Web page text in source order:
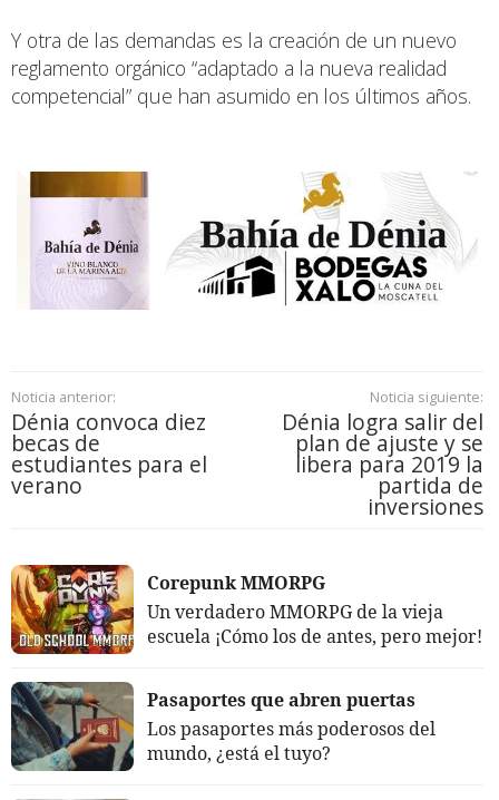
Y otra de las demandas es la creación de un nuevo
reglamento orgánico “adaptado a la nueva realidad
competencial” que han asumido en los últimos años.
Noticia anterior:
Dénia convoca diez
becas de
estudiantes para el
verano
Noticia siguiente:
Dénia logra salir del
plan de ajuste y se
libera para 2019 la
partida de
inversiones
Corepunk MMORPG
Un verdadero MMORPG de la vieja
escuela ¡Cómo los de antes, pero mejor!
Pasaportes que abren puertas
Los pasaportes más poderosos del
mundo, ¿está el tuyo?